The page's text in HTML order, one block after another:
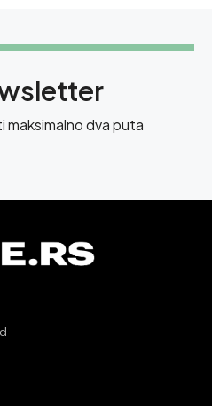
dva puta